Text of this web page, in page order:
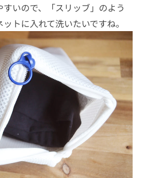
いので、「スリッブ」のよう
トに入れて洗いたいですね。